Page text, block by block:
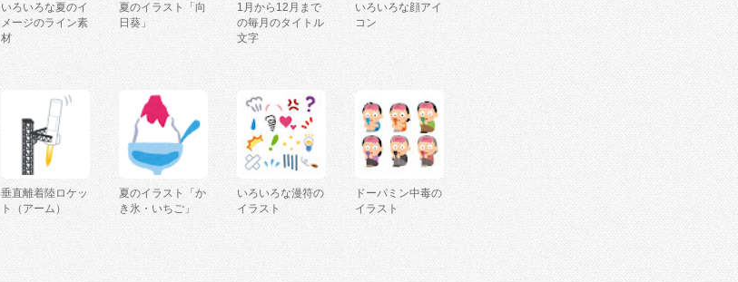
いろいろな夏のイ
メージのライン素
材
夏のイラスト「向
日葵」
1月から12月まで
の毎月のタイトル
文字
いろいろな顔アイ
コン
垂直離着陸ロケッ
ト（アーム）
夏のイラスト「か
き氷・いちご」
いろいろな漫符の
イラスト
ドーパミン中毒の
イラスト